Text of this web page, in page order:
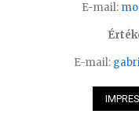
E-mail:
E-mail: